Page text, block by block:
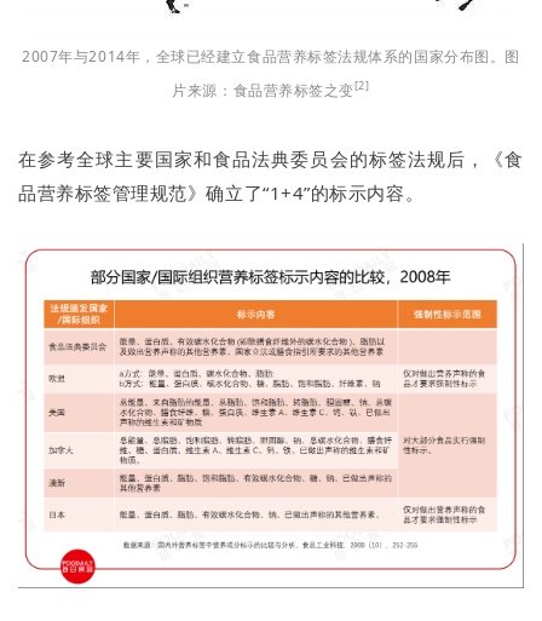
2007年与2014年，全球已经建立食品营养标签法规体系的国家分布图。图
片来源：食品营养标签之变[2]
在参考全球主要国家和食品法典委员会的标签法规后，《食
品营养标签管理规范》确立了“1+4”的标示内容。